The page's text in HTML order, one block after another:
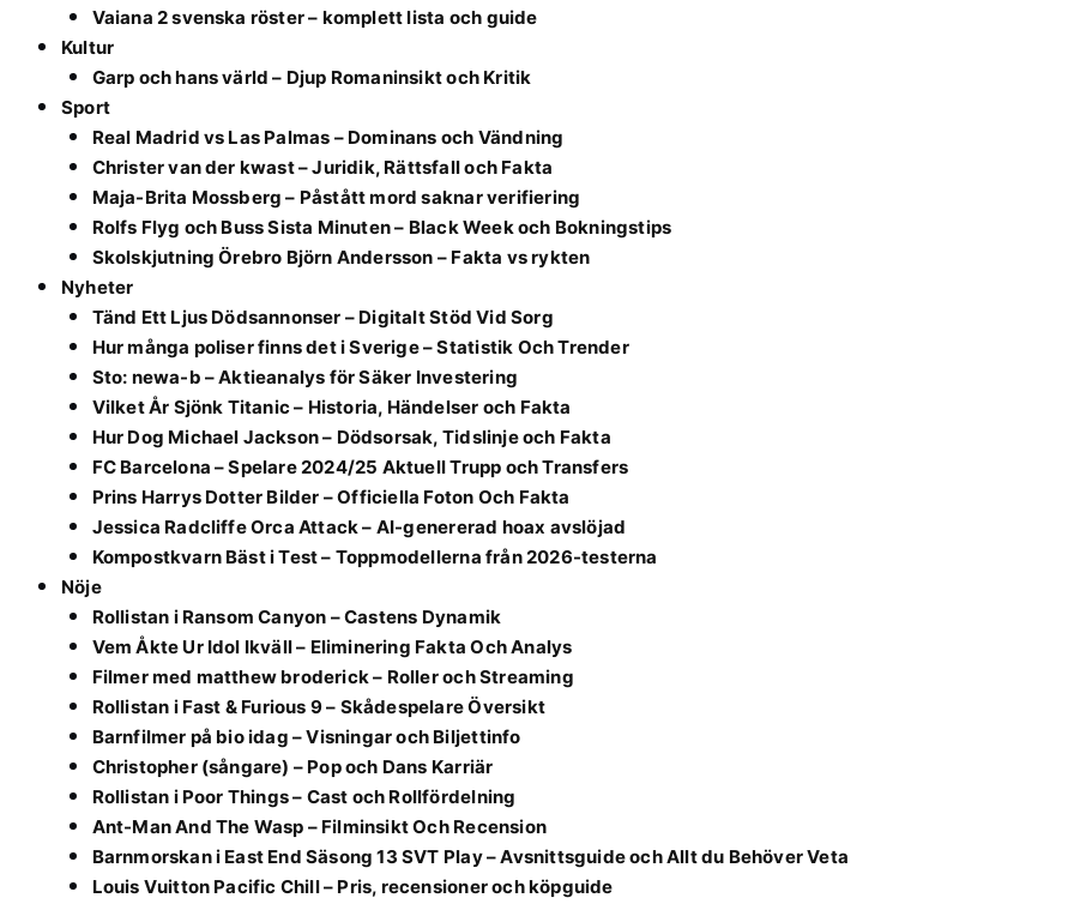
Vaiana 2 svenska röster – komplett lista och guide
Kultur
Garp och hans värld – Djup Romaninsikt och Kritik
Sport
Real Madrid vs Las Palmas – Dominans och Vändning
Christer van der kwast – Juridik, Rättsfall och Fakta
Maja-Brita Mossberg – Påstått mord saknar verifiering
Rolfs Flyg och Buss Sista Minuten – Black Week och Bokningstips
Skolskjutning Örebro Björn Andersson – Fakta vs rykten
Nyheter
Tänd Ett Ljus Dödsannonser – Digitalt Stöd Vid Sorg
Hur många poliser finns det i Sverige – Statistik Och Trender
Sto: newa-b – Aktieanalys för Säker Investering
Vilket År Sjönk Titanic – Historia, Händelser och Fakta
Hur Dog Michael Jackson – Dödsorsak, Tidslinje och Fakta
FC Barcelona – Spelare 2024/25 Aktuell Trupp och Transfers
Prins Harrys Dotter Bilder – Officiella Foton Och Fakta
Jessica Radcliffe Orca Attack – AI-genererad hoax avslöjad
Kompostkvarn Bäst i Test – Toppmodellerna från 2026-testerna
Nöje
Rollistan i Ransom Canyon – Castens Dynamik
Vem Åkte Ur Idol Ikväll – Eliminering Fakta Och Analys
Filmer med matthew broderick – Roller och Streaming
Rollistan i Fast & Furious 9 – Skådespelare Översikt
Barnfilmer på bio idag – Visningar och Biljettinfo
Christopher (sångare) – Pop och Dans Karriär
Rollistan i Poor Things – Cast och Rollfördelning
Ant-Man And The Wasp – Filminsikt Och Recension
Barnmorskan i East End Säsong 13 SVT Play – Avsnittsguide och Allt du Behöver Veta
Louis Vuitton Pacific Chill – Pris, recensioner och köpguide